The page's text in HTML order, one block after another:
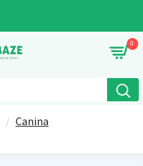
0
Canina